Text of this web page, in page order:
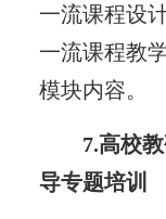
一流课程设
一流课程教
模块内容。
7.高校
导专题培训